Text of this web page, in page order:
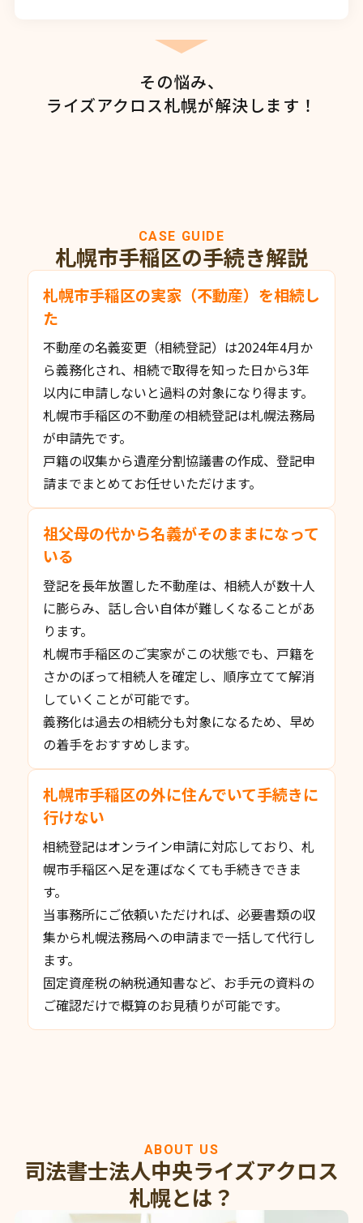
その悩み、
ライズアクロス札幌が解決します！
CASE GUIDE
札幌市手稲区の手続き解説
札幌市手稲区の実家（不動産）を相続し
た
不動産の名義変更（相続登記）は2024年4月か
ら義務化され、相続で取得を知った日から3年
以内に申請しないと過料の対象になり得ます。
札幌市手稲区の不動産の相続登記は札幌法務局
が申請先です。
戸籍の収集から遺産分割協議書の作成、登記申
請までまとめてお任せいただけます。
祖父母の代から名義がそのままになって
いる
登記を長年放置した不動産は、相続人が数十人
に膨らみ、話し合い自体が難しくなることがあ
ります。
札幌市手稲区のご実家がこの状態でも、戸籍を
さかのぼって相続人を確定し、順序立てて解消
していくことが可能です。
義務化は過去の相続分も対象になるため、早め
の着手をおすすめします。
札幌市手稲区の外に住んでいて手続きに
行けない
相続登記はオンライン申請に対応しており、札
幌市手稲区へ足を運ばなくても手続きできま
す。
当事務所にご依頼いただければ、必要書類の収
集から札幌法務局への申請まで一括して代行し
ます。
固定資産税の納税通知書など、お手元の資料の
ご確認だけで概算のお見積りが可能です。
ABOUT US
司法書士法人中央ライズアクロス
札幌とは？